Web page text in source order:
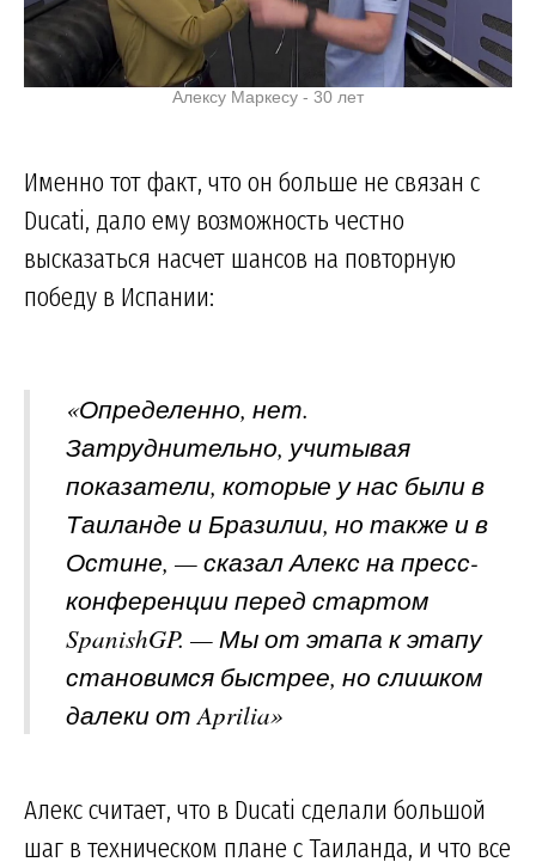
Алексу Маркесу - 30 лет
Именно тот факт, что он больше не связан с
Ducati, дало ему возможность честно
высказаться насчет шансов на повторную
победу в Испании:
«Определенно, нет.
Затруднительно, учитывая
показатели, которые у нас были в
Таиланде и Бразилии, но также и в
Остине, — сказал Алекс на пресс-
конференции перед стартом
SpanishGP. — Мы от этапа к этапу
становимся быстрее, но слишком
далеки от Aprilia»
Алекс считает, что в Ducati сделали большой
шаг в техническом плане с Таиланда, и что все